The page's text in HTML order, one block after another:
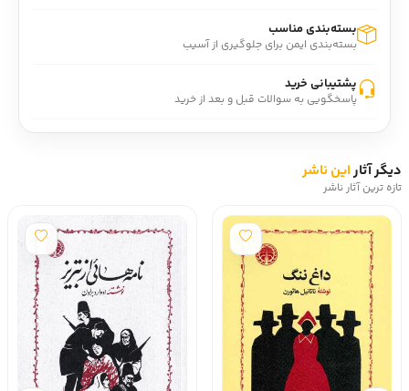
بسته‌بندی مناسب
بسته‌بندی ایمن برای جلوگیری از آسیب
پشتیبانی خرید
پاسخگویی به سوالات قبل و بعد از خرید
دیگر آثاراین ناشر
تازه ترین آثار ناشر